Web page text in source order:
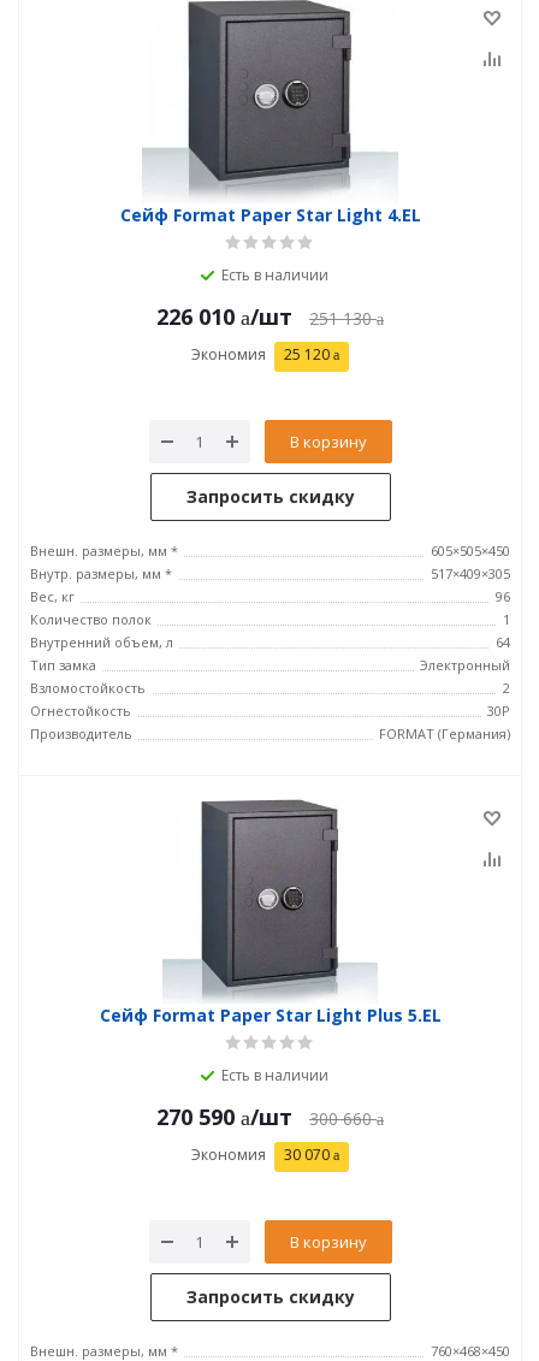
Сейф Format Paper Star Light 4.EL
Есть в наличии
226 010 /шт 251 130
Экономия 25 120
В корзину
Запросить скидку
Внешн. размеры, мм *
605×505×450
Внутр. размеры, мм *
517×409×305
Вес, кг
96
Количество полок
1
Внутренний объем, л
64
Тип замка
Электронный
Взломостойкость
2
Огнестойкость
30P
Производитель
FORMAT (Германия)
Сейф Format Paper Star Light Plus 5.EL
Есть в наличии
270 590 /шт 300 660
Экономия 30 070
В корзину
Запросить скидку
Внешн. размеры, мм * 760×468×450